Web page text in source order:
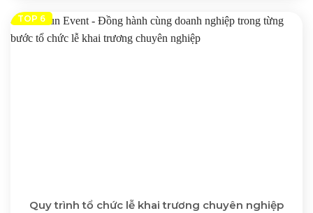
Quy trình tổ chức lễ khai trương chuyên nghiệp